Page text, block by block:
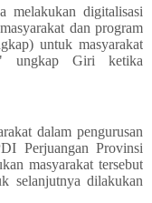
melakukan digitalisasi
dan program
untuk masyarakat
ungkap Giri ketika
dalam pengurusan
Perjuangan Provinsi
masyarakat tersebut
selanjutnya dilakukan